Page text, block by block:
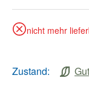
nicht mehr
Zustand: